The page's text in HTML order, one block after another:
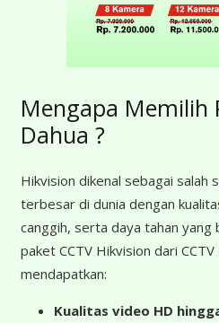
Mengapa Memilih
Dahua ?
Hikvision dikenal sebagai salah
terbesar di dunia dengan
canggih, serta daya tahan yang
paket CCTV Hikvision dari CCTV
mendapatkan:
Kualitas video HD